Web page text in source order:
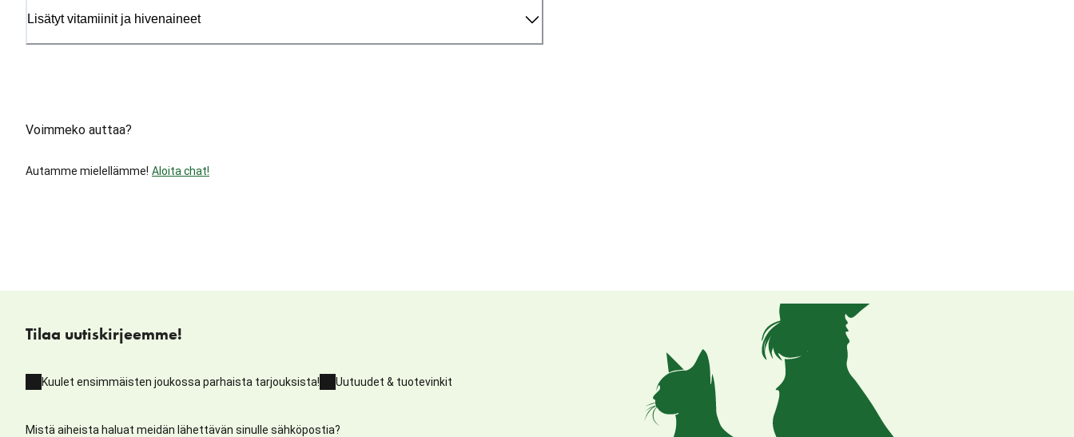
Lisätyt vitamiinit ja hivenaineet
Voimmeko auttaa?
Autamme mielellämme! Aloita chat!
Tilaa uutiskirjeemme!
Kuulet ensimmäisten joukossa parhaista tarjouksista! Uutuudet & tuotevinkit
Mistä aiheista haluat meidän lähettävän sinulle sähköpostia?